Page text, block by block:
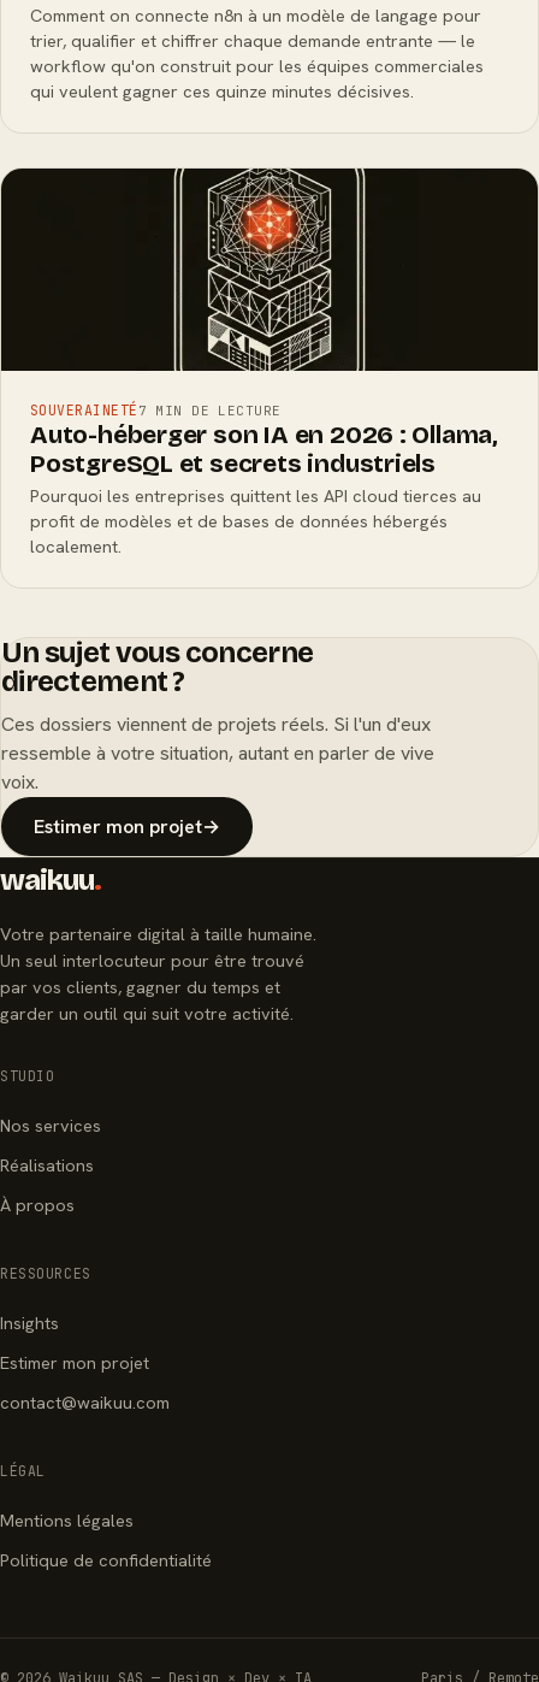
Comment on connecte n8n à un modèle de langage pour
trier, qualifier et chiffrer chaque demande entrante — le
workflow qu'on construit pour les équipes commerciales
qui veulent gagner ces quinze minutes décisives.
SOUVERAINETÉ 7 MIN DE LECTURE
Auto-héberger son IA en 2026 : Ollama,
PostgreSQL et secrets industriels
Pourquoi les entreprises quittent les API cloud tierces au
profit de modèles et de bases de données hébergés
localement.
Un sujet vous concerne
directement ?
Ces dossiers viennent de projets réels. Si l'un d'eux
ressemble à votre situation, autant en parler de vive
voix.
Estimer mon projet→
waikuu.
Votre partenaire digital à taille humaine.
Un seul interlocuteur pour être trouvé
par vos clients, gagner du temps et
garder un outil qui suit votre activité.
STUDIO
Nos services
Réalisations
À propos
RESSOURCES
Insights
Estimer mon projet
contact@waikuu.com
LÉGAL
Mentions légales
Politique de confidentialité